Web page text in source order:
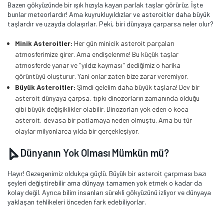
Bazen gökyüzünde bir ışık hızıyla kayan parlak taşlar görürüz. İşte
bunlar meteorlardır! Ama kuyrukluyıldızlar ve asteroitler daha büyük
taşlardır ve uzayda dolaşırlar. Peki, biri dünyaya çarparsa neler olur?
Minik Asteroitler: Her gün minicik asteroit parçaları
atmosferimize girer. Ama endişelenme! Bu küçük taşlar
atmosferde yanar ve "yıldız kayması" dediğimiz o harika
görüntüyü oluşturur. Yani onlar zaten bize zarar veremiyor.
Büyük Asteroitler: Şimdi gelelim daha büyük taşlara! Dev bir
asteroit dünyaya çarpsa, tıpkı dinozorların zamanında olduğu
gibi büyük değişiklikler olabilir. Dinozorları yok eden o koca
asteroit, devasa bir patlamaya neden olmuştu. Ama bu tür
olaylar milyonlarca yılda bir gerçekleşiyor.
Dünyanın Yok Olması Mümkün mü?
Hayır! Gezegenimiz oldukça güçlü. Büyük bir asteroit çarpması bazı
şeyleri değiştirebilir ama dünyayı tamamen yok etmek o kadar da
kolay değil. Ayrıca bilim insanları sürekli gökyüzünü izliyor ve dünyaya
yaklaşan tehlikeleri önceden fark edebiliyorlar.